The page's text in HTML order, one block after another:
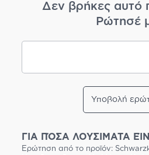
Δεν βρήκες αυτό
Ρώτησέ
Υποβολή
ΓΙΑ ΠΌΣΑ ΛΟΥΣΙΜΑΤΑ
Ερώτηση από το προϊόν: